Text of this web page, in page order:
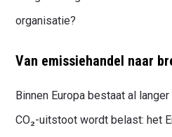
organisatie?
Van emissiehandel naar
Binnen Europa bestaat al
CO₂-uitstoot wordt belast: het